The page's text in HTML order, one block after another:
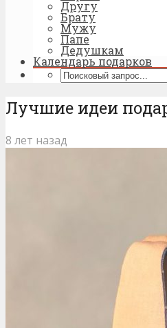
Другу
Брату
Мужу
Папе
Дедушкам
Календарь подарков
Лучшие идеи
8 лет назад